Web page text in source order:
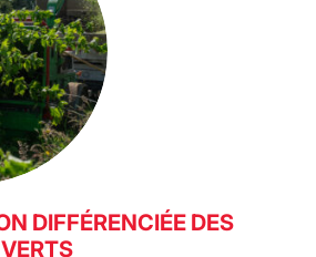
DIFFÉRENCIÉE DES